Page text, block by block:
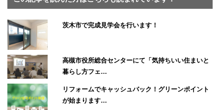
茨木市で完成見学会を行います！
高槻市役所総合センターにて「気持ちいい住まいと
暮らし方フェ…
リフォームでキャッシュバック！グリーンポイント
が始まります…